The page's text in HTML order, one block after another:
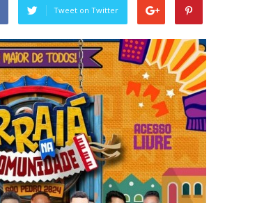
Tweet on Twitter